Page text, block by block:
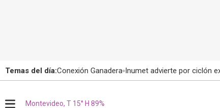
Temas del día:Conexión Ganadera Inumet advierte por ciclón
Montevideo, T 15° H 89%